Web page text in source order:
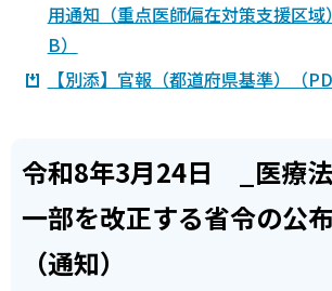
用通知（重点医師偏在対策支援区
B）
【別添】官報（都道府県基準）（
令和8年3月24日 _医療
一部を改正する省令の公
（通知）